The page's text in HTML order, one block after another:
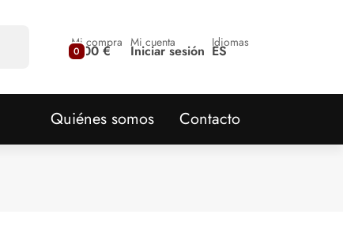
0
Mi compra
0,00 € Mi cuenta
Iniciar sesión Idiomas
ES
Quiénes somos Contacto